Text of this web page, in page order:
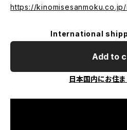
https://
International
Add to
日本国内にお住